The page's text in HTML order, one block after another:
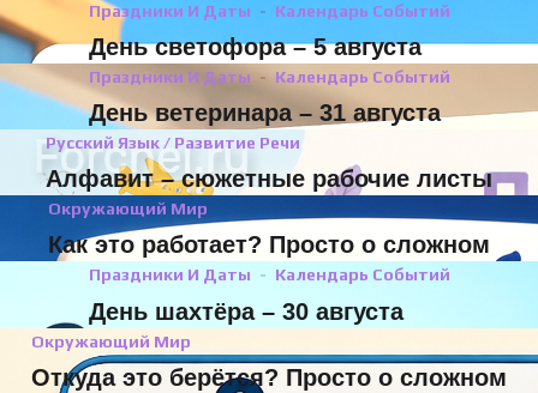
Праздники И Даты Календарь Событий
День светофора – 5 августа
Праздники И Даты Календарь Событий
День ветеринара – 31 августа
Русский Язык / Развитие Речи
Алфавит – сюжетные рабочие листы
Окружающий Мир
Как это работает? Просто о сложном
Праздники И Даты Календарь Событий
День шахтёра – 30 августа
Окружающий Мир
Откуда это берётся? Просто о сложном